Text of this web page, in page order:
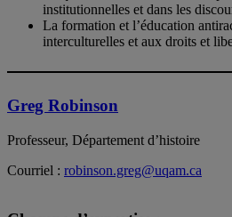
institutionnelles et dans les
La formation et l’éducation
interculturelles et aux droits et
Greg Robinson
Professeur, Département d’histoire
Courriel : robinson.greg@uqam.ca